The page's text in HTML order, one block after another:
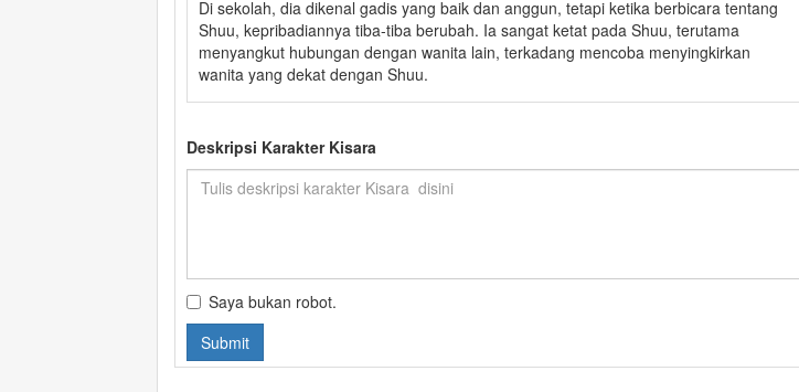
Di sekolah, dia dikenal gadis yang baik dan anggun, tetapi ketika berbicara tentang
Shuu, kepribadiannya tiba-tiba berubah. Ia sangat ketat pada Shuu, terutama
menyangkut hubungan dengan wanita lain, terkadang mencoba menyingkirkan
wanita yang dekat dengan Shuu.
Deskripsi Karakter Kisara
Saya bukan robot.
Submit